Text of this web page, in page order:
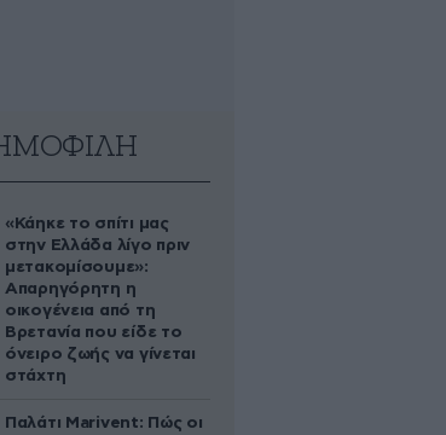
«Κάηκε το σπίτι μας
στην Ελλάδα λίγο πριν
μετακομίσουμε»:
Απαρηγόρητη η
οικογένεια από τη
Βρετανία που είδε το
όνειρο ζωής να γίνεται
στάχτη
Παλάτι Marivent: Πώς οι